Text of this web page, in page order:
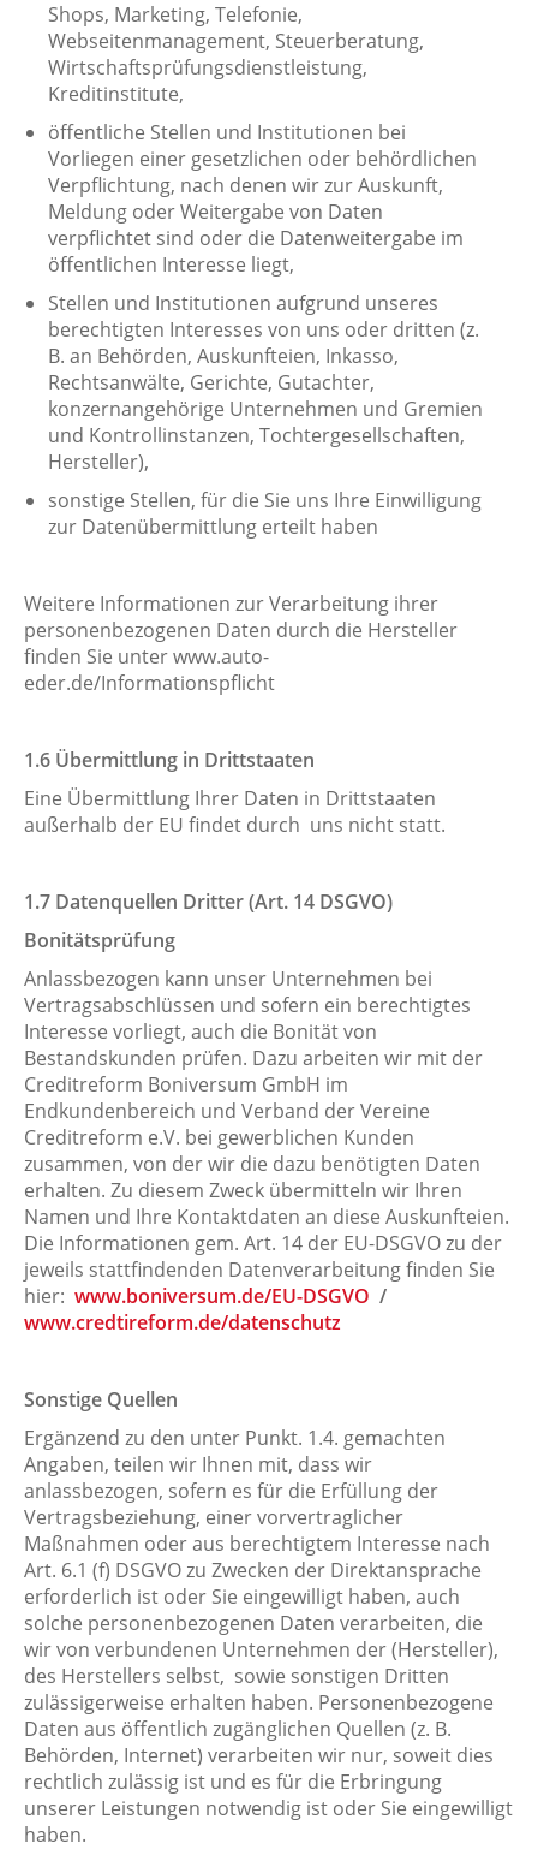
Shops, Marketing, Telefonie,
Webseitenmanagement, Steuerberatung,
Wirtschaftsprüfungsdienstleistung,
Kreditinstitute,
öffentliche Stellen und Institutionen bei
Vorliegen einer gesetzlichen oder behördlichen
Verpflichtung, nach denen wir zur Auskunft,
Meldung oder Weitergabe von Daten
verpflichtet sind oder die Datenweitergabe im
öffentlichen Interesse liegt,
Stellen und Institutionen aufgrund unseres
berechtigten Interesses von uns oder dritten (z.
B. an Behörden, Auskunfteien, Inkasso,
Rechtsanwälte, Gerichte, Gutachter,
konzernangehörige Unternehmen und Gremien
und Kontrollinstanzen, Tochtergesellschaften,
Hersteller),
sonstige Stellen, für die Sie uns Ihre Einwilligung
zur Datenübermittlung erteilt haben
Weitere Informationen zur Verarbeitung ihrer
personenbezogenen Daten durch die Hersteller
finden Sie unter www.auto-
eder.de/Informationspflicht
​​​​​​​​​​​​​​1.6 Übermittlung in Drittstaaten
Eine Übermittlung Ihrer Daten in Drittstaaten
außerhalb der EU findet durch uns nicht statt.
​​​​​​​​​​​​​​1.7 Datenquellen Dritter (Art. 14 DSGVO)
Bonitätsprüfung
Anlassbezogen kann unser Unternehmen bei
Vertragsabschlüssen und sofern ein berechtigtes
Interesse vorliegt, auch die Bonität von
Bestandskunden prüfen. Dazu arbeiten wir mit der
Creditreform Boniversum GmbH im
Endkundenbereich und Verband der Vereine
Creditreform e.V. bei gewerblichen Kunden
zusammen, von der wir die dazu benötigten Daten
erhalten. Zu diesem Zweck übermitteln wir Ihren
Namen und Ihre Kontaktdaten an diese Auskunfteien.
Die Informationen gem. Art. 14 der EU-DSGVO zu der
jeweils stattfindenden Datenverarbeitung finden Sie
hier: www.boniversum.de/EU-DSGVO /
www.credtireform.de/datenschutz
Sonstige Quellen
Ergänzend zu den unter Punkt. 1.4. gemachten
Angaben, teilen wir Ihnen mit, dass wir
anlassbezogen, sofern es für die Erfüllung der
Vertragsbeziehung, einer vorvertraglicher
Maßnahmen oder aus berechtigtem Interesse nach
Art. 6.1 (f) DSGVO zu Zwecken der Direktansprache
erforderlich ist oder Sie eingewilligt haben, auch
solche personenbezogenen Daten verarbeiten, die
wir von verbundenen Unternehmen der (Hersteller),
des Herstellers selbst, sowie sonstigen Dritten
zulässigerweise erhalten haben. Personenbezogene
Daten aus öffentlich zugänglichen Quellen (z. B.
Behörden, Internet) verarbeiten wir nur, soweit dies
rechtlich zulässig ist und es für die Erbringung
unserer Leistungen notwendig ist oder Sie eingewilligt
haben.